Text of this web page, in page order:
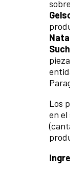
Los
en